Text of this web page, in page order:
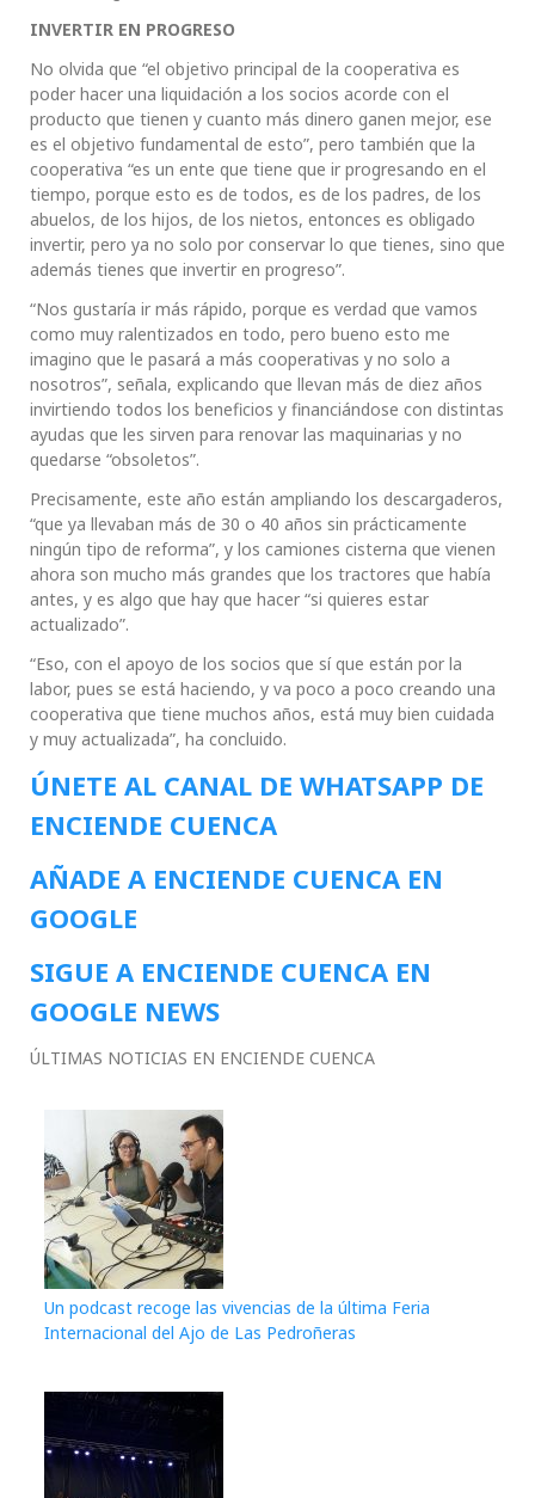
INVERTIR EN PROGRESO
No olvida que “el objetivo principal de la cooperativa es
poder hacer una liquidación a los socios acorde con el
producto que tienen y cuanto más dinero ganen mejor, ese
es el objetivo fundamental de esto”, pero también que la
cooperativa “es un ente que tiene que ir progresando en el
tiempo, porque esto es de todos, es de los padres, de los
abuelos, de los hijos, de los nietos, entonces es obligado
invertir, pero ya no solo por conservar lo que tienes, sino que
además tienes que invertir en progreso”.
“Nos gustaría ir más rápido, porque es verdad que vamos
como muy ralentizados en todo, pero bueno esto me
imagino que le pasará a más cooperativas y no solo a
nosotros”, señala, explicando que llevan más de diez años
invirtiendo todos los beneficios y financiándose con distintas
ayudas que les sirven para renovar las maquinarias y no
quedarse “obsoletos”.
Precisamente, este año están ampliando los descargaderos,
“que ya llevaban más de 30 o 40 años sin prácticamente
ningún tipo de reforma”, y los camiones cisterna que vienen
ahora son mucho más grandes que los tractores que había
antes, y es algo que hay que hacer “si quieres estar
actualizado”.
“Eso, con el apoyo de los socios que sí que están por la
labor, pues se está haciendo, y va poco a poco creando una
cooperativa que tiene muchos años, está muy bien cuidada
y muy actualizada”, ha concluido.
ÚNETE AL CANAL DE WHATSAPP DE
ENCIENDE CUENCA
AÑADE A ENCIENDE CUENCA EN
GOOGLE
SIGUE A ENCIENDE CUENCA EN
GOOGLE NEWS
ÚLTIMAS NOTICIAS EN ENCIENDE CUENCA
Un podcast recoge las vivencias de la última Feria
Internacional del Ajo de Las Pedroñeras